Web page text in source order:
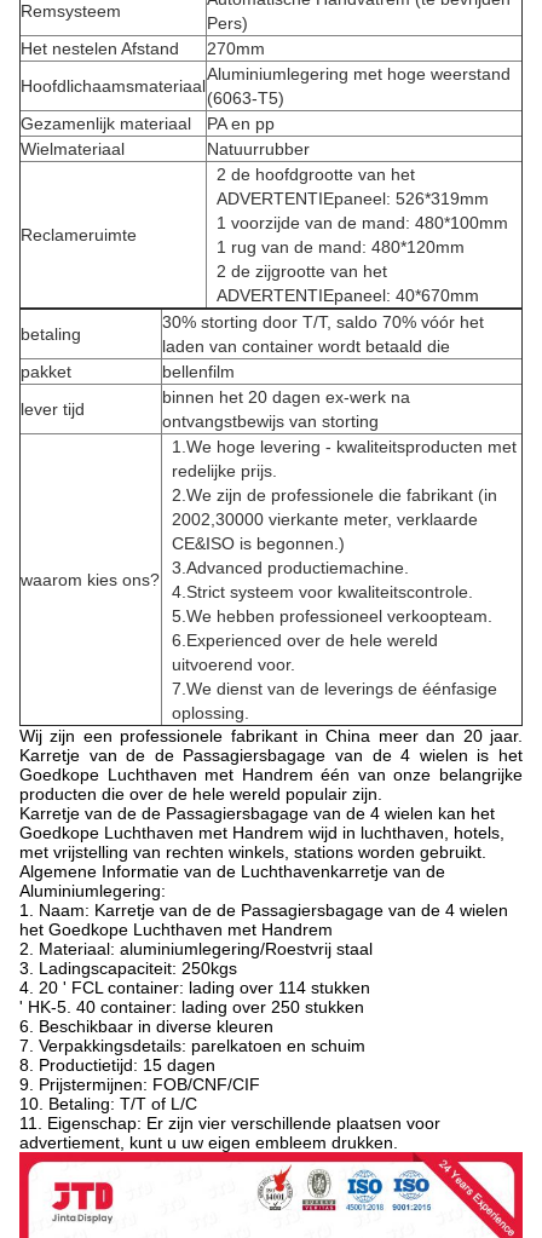
Remsysteem
Pers)
Het nestelen Afstand
270mm
Hoofdlichaamsmateriaal
Aluminiumlegering met hoge weerstand
(6063-T5)
Gezamenlijk materiaal
PA en pp
Wielmateriaal
Natuurrubber
Reclameruimte
2 de hoofdgrootte van het
ADVERTENTIEpaneel: 526*319mm
1 voorzijde van de mand: 480*100mm
1 rug van de mand: 480*120mm
2 de zijgrootte van het
ADVERTENTIEpaneel: 40*670mm
betaling
30% storting door T/T, saldo 70% vóór het
laden van container wordt betaald die
pakket
bellenfilm
lever tijd
binnen het 20 dagen ex-werk na
ontvangstbewijs van storting
waarom kies ons?
1.We hoge levering - kwaliteitsproducten met
redelijke prijs.
2.We zijn de professionele die fabrikant (in
2002,30000 vierkante meter, verklaarde
CE&ISO is begonnen.)
3.Advanced productiemachine.
4.Strict systeem voor kwaliteitscontrole.
5.We hebben professioneel verkoopteam.
6.Experienced over de hele wereld
uitvoerend voor.
7.We dienst van de leverings de éénfasige
oplossing.
Wij zijn een professionele fabrikant in China meer dan 20 jaar.
Karretje van de de Passagiersbagage van de 4 wielen is het
Goedkope Luchthaven met Handrem één van onze belangrijke
producten die over de hele wereld populair zijn.
Karretje van de de Passagiersbagage van de 4 wielen kan het
Goedkope Luchthaven met Handrem wijd in luchthaven, hotels,
met vrijstelling van rechten winkels, stations worden gebruikt.
Algemene Informatie van de Luchthavenkarretje van de
Aluminiumlegering:
1. Naam: Karretje van de de Passagiersbagage van de 4 wielen
het Goedkope Luchthaven met Handrem
2. Materiaal: aluminiumlegering/Roestvrij staal
3. Ladingscapaciteit: 250kgs
4. 20 ' FCL container: lading over 114 stukken
' HK-5. 40 container: lading over 250 stukken
6. Beschikbaar in diverse kleuren
7. Verpakkingsdetails: parelkatoen en schuim
8. Productietijd: 15 dagen
9. Prijstermijnen: FOB/CNF/CIF
10. Betaling: T/T of L/C
11. Eigenschap: Er zijn vier verschillende plaatsen voor
advertiement, kunt u uw eigen embleem drukken.